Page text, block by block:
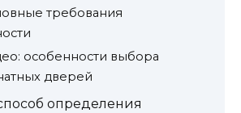
требования
особенности выбора
дверей
определения